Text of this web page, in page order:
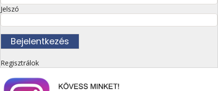
Jelszó
Regisztrálok